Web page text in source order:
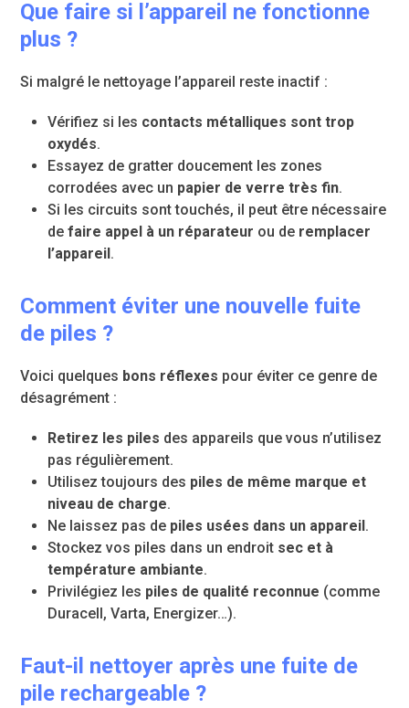
Que faire si l’appareil ne fonctionne
plus ?
Si malgré le nettoyage l’appareil reste inactif :
Vérifiez si les contacts métalliques sont trop
oxydés.
Essayez de gratter doucement les zones
corrodées avec un papier de verre très fin.
Si les circuits sont touchés, il peut être nécessaire
defaire appel à un réparateur ou de remplacer
l’appareil.
Comment éviter une nouvelle fuite
de piles ?
Voici quelques bons réflexes pour éviter ce genre de
désagrément :
Retirez les piles des appareils que vous n’utilisez
pas régulièrement.
Utilisez toujours des piles de même marque et
niveau de charge.
Ne laissez pas de piles usées dans un appareil.
Stockez vos piles dans un endroit sec et à
température ambiante.
Privilégiez les piles de qualité reconnue (comme
Duracell, Varta, Energizer…).
Faut-il nettoyer après une fuite de
pile rechargeable ?